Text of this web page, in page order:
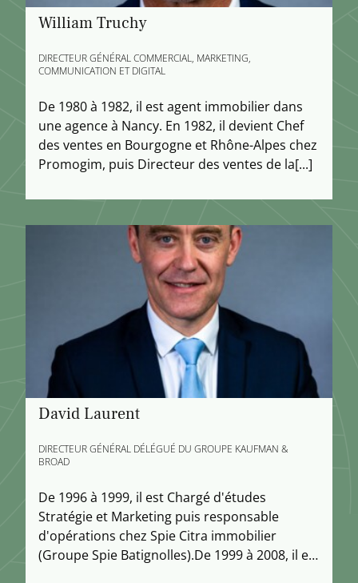
William Truchy
DIRECTEUR GÉNÉRAL COMMERCIAL, MARKETING,
COMMUNICATION ET DIGITAL
De 1980 à 1982, il est agent immobilier dans
une agence à Nancy. En 1982, il devient Chef
des ventes en Bourgogne et Rhône-Alpes chez
Promogim, puis Directeur des ventes de la[...]
David Laurent
DIRECTEUR GÉNÉRAL DÉLÉGUÉ DU GROUPE KAUFMAN &
BROAD
De 1996 à 1999, il est Chargé d'études
Stratégie et Marketing puis responsable
d'opérations chez Spie Citra immobilier
(Groupe Spie Batignolles).De 1999 à 2008, il est